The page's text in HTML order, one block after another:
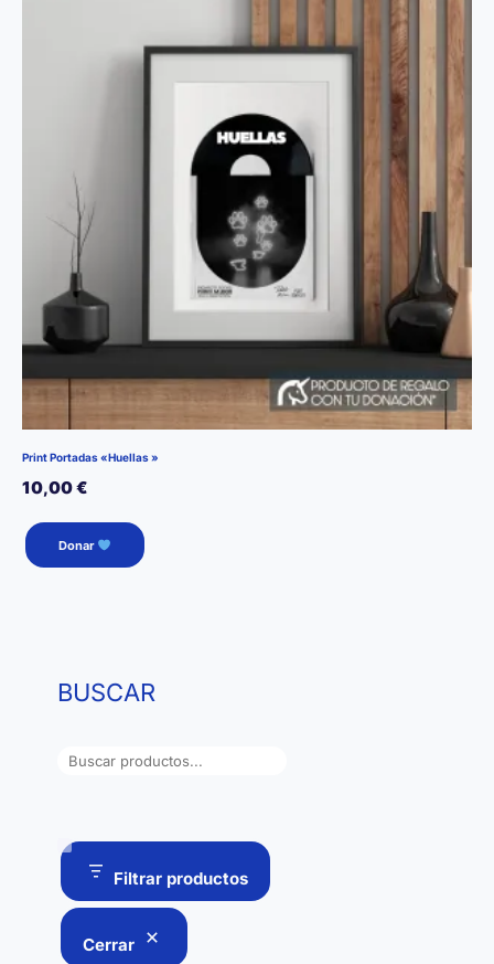
Print Portadas «Huellas »
10,00€
Donar
BUSCAR
r
Filtrar productos
Cerrar